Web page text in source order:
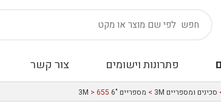
פתרונות וישומים צור קשר
סכינים ומספריים 3M > מספריים "6 3M > 655